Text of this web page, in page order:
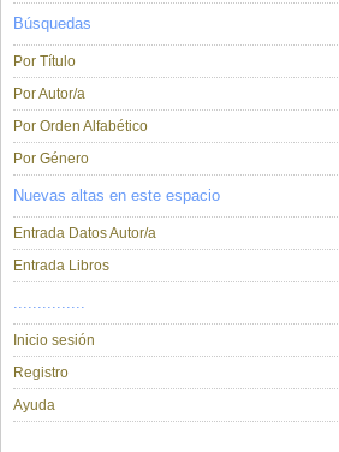
Búsquedas
Por Título
Por Autor/a
Por Orden Alfabético
Por Género
Nuevas altas en este espacio
Entrada Datos Autor/a
Entrada Libros
...............
Inicio sesión
Registro
Ayuda